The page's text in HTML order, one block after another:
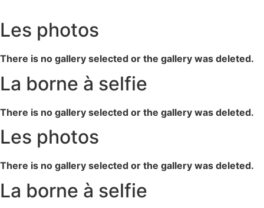
Les photos
There is no gallery selected or the gallery was deleted.
La borne à selfie
There is no gallery selected or the gallery was deleted.
Les photos
There is no gallery selected or the gallery was deleted.
La borne à selfie